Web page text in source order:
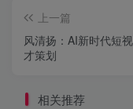
上一篇
风清扬：AI新时代短
才策划
相关推荐